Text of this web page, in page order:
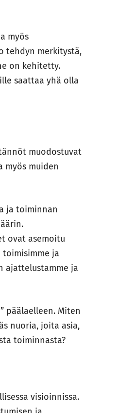
myös
tehdyn merkitystä,
on kehitetty.
saattaa yhä olla
muodostuvat
myös muiden
ja toiminnan
ovat asemoitu
ja
ajattelustamme ja
päälaelleen. Miten
nuoria, joita asia,
toiminnasta?
visioinnissa.